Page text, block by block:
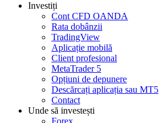
Investiți
Cont CFD OANDA
Rata dobânzii
TradingView
Aplicație mobilă
Client profesional
MetaTrader 5
Opțiuni de depunere
Descărcați aplicația sau MT5
Contact
Unde să investești